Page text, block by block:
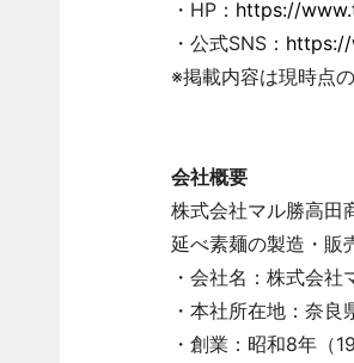
・HP： https://
・公式SNS： https://
※掲載内容は現時点
会社概要
株式会社マル勝高田
延べ素麺の製造・販
・会社名：株式会社
・本社所在地：奈
・創業：昭和8年（